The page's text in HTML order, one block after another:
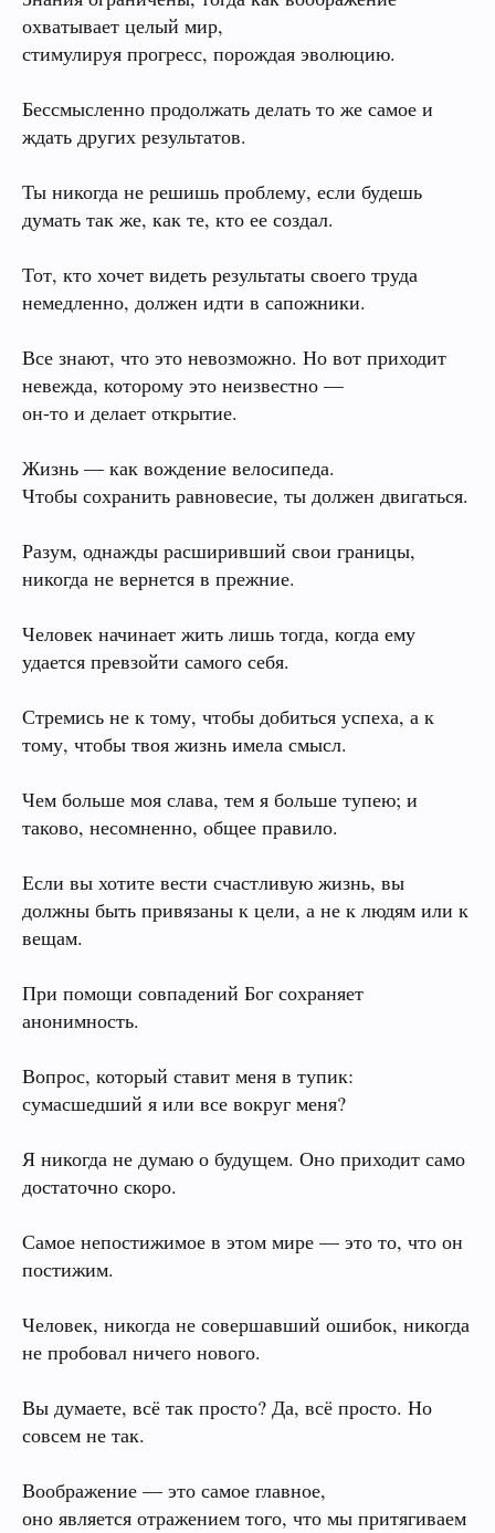
охватывает целый мир,
стимулируя прогресс, порождая эволюцию.
Бессмысленно продолжать делать то же самое и
ждать других результатов.
Ты никогда не решишь проблему, если будешь
думать так же, как те, кто ее создал.
Тот, кто хочет видеть результаты своего труда
немедленно, должен идти в сапожники.
Все знают, что это невозможно. Но вот приходит
невежда, которому это неизвестно —
он-то и делает открытие.
Жизнь — как вождение велосипеда.
Чтобы сохранить равновесие, ты должен двигаться.
Разум, однажды расширивший свои границы,
никогда не вернется в прежние.
Человек начинает жить лишь тогда, когда ему
удается превзойти самого себя.
Стремись не к тому, чтобы добиться успеха, а к
тому, чтобы твоя жизнь имела смысл.
Чем больше моя слава, тем я больше тупею; и
таково, несомненно, общее правило.
Если вы хотите вести счастливую жизнь, вы
должны быть привязаны к цели, а не к людям или к
вещам.
При помощи совпадений Бог сохраняет
анонимность.
Вопрос, который ставит меня в тупик:
сумасшедший я или все вокруг меня?
Я никогда не думаю о будущем. Оно приходит само
достаточно скоро.
Самое непостижимое в этом мире — это то, что он
постижим.
Человек, никогда не совершавший ошибок, никогда
не пробовал ничего нового.
Вы думаете, всё так просто? Да, всё просто. Но
совсем не так.
Воображение — это самое главное,
оно является отражением того, что мы притягиваем